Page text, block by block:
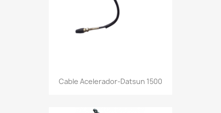
Cable Acelerador-Datsun 1500